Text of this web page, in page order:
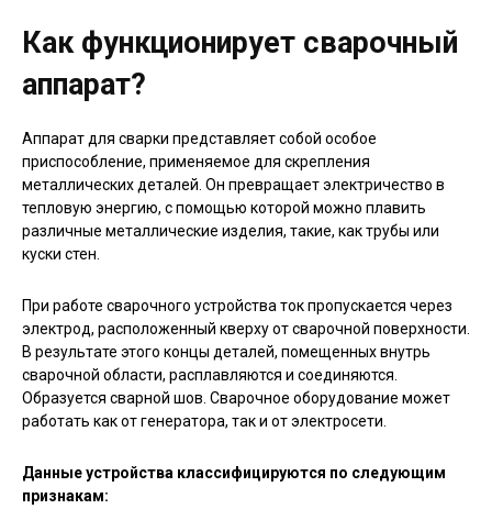
Как функционирует сварочный
аппарат?
Аппарат для сварки представляет собой особое
приспособление, применяемое для скрепления
металлических деталей. Он превращает электричество в
тепловую энергию, с помощью которой можно плавить
различные металлические изделия, такие, как трубы или
куски стен.
При работе сварочного устройства ток пропускается через
электрод, расположенный кверху от сварочной поверхности.
В результате этого концы деталей, помещенных внутрь
сварочной области, расплавляются и соединяются.
Образуется сварной шов. Сварочное оборудование может
работать как от генератора, так и от электросети.
Данные устройства классифицируются по следующим
признакам: